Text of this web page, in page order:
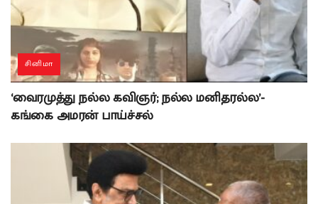
சினிமா
‘வைரமுத்து நல்ல கவிஞர்; நல்ல மனிதரல்ல’-
கங்கை அமரன் பாய்ச்சல்